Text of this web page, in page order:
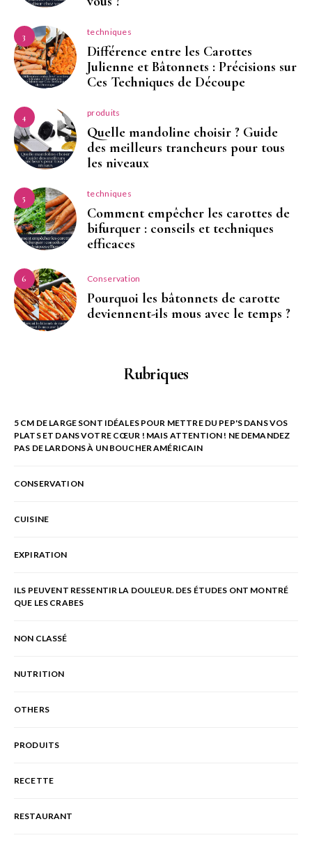
3 techniques
Différence entre les Carottes
Julienne et Bâtonnets : Précisions sur
Ces Techniques de Découpe
4 produits
Quelle mandoline choisir ? Guide
des meilleurs trancheurs pour tous
les niveaux
5 techniques
Comment empêcher les carottes de
bifurquer : conseils et techniques
efficaces
6 Conservation
Pourquoi les bâtonnets de carotte
deviennent-ils mous avec le temps ?
Rubriques
5 CM DE LARGE SONT IDÉALES POUR METTRE DU PEP'S DANS VOS
PLATS ET DANS VOTRE CŒUR ! MAIS ATTENTION ! NE DEMANDEZ
PAS DE LARDONS À UN BOUCHER AMÉRICAIN
CONSERVATION
CUISINE
EXPIRATION
ILS PEUVENT RESSENTIR LA DOULEUR. DES ÉTUDES ONT MONTRÉ
QUE LES CRABES
NON CLASSÉ
NUTRITION
OTHERS
PRODUITS
RECETTE
RESTAURANT